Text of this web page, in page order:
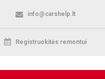
info@carshelp.lt
Registruokitės remontui